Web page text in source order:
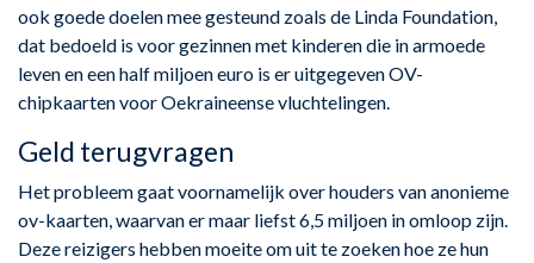
ook goede doelen mee gesteund zoals de Linda Foundation,
dat bedoeld is voor gezinnen met kinderen die in armoede
leven en een half miljoen euro is er uitgegeven OV-
chipkaarten voor Oekraineense vluchtelingen.
Geld terugvragen
Het probleem gaat voornamelijk over houders van anonieme
ov-kaarten, waarvan er maar liefst 6,5 miljoen in omloop zijn.
Deze reizigers hebben moeite om uit te zoeken hoe ze hun